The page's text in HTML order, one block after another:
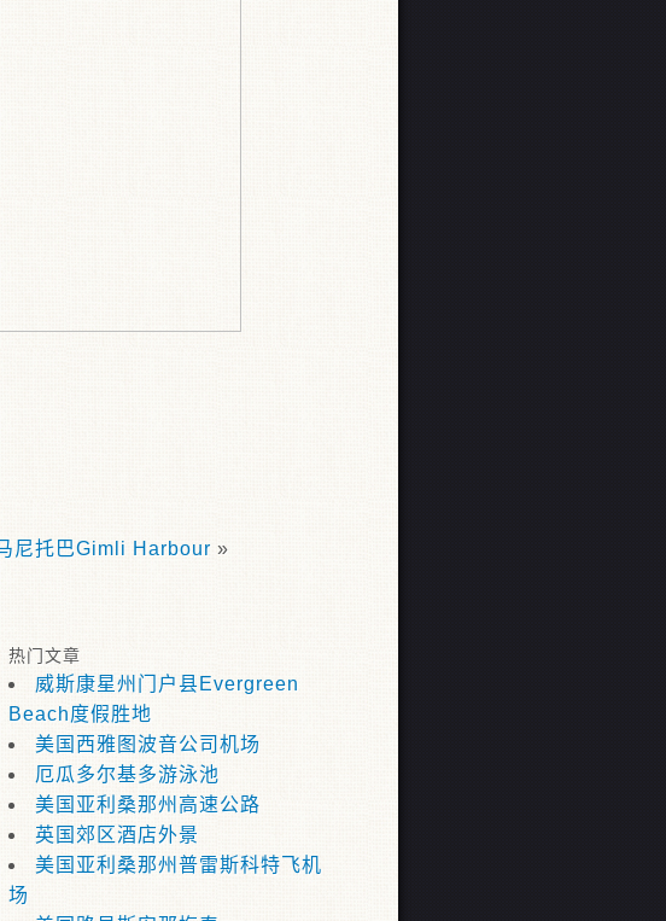
尼托巴Gimli Harbour »
热门文章
威斯康星州门户县Evergreen
Beach度假胜地
美国西雅图波音公司机场
厄瓜多尔基多游泳池
美国亚利桑那州高速公路
英国郊区酒店外景
美国亚利桑那州普雷斯科特飞机
场